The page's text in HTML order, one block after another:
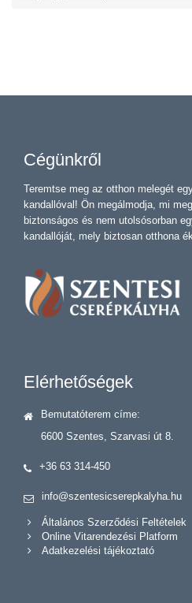
Cégünkről
Teremtse meg az otthon melegét
kandallóval! Ön megálmodja, mi
biztonságos és nem utolsósorban
kandallóját, mely biztosan otthona
Elérhetőségek
Bemutatóterem címe:
6600 Szentes, Szarvasi út 8.
+36 63 314-450
info@szentesicserepkalyha.hu
Általános Szerződési Feltételek
Online Vitarendezési Platform
Adatkezelési tájékoztató